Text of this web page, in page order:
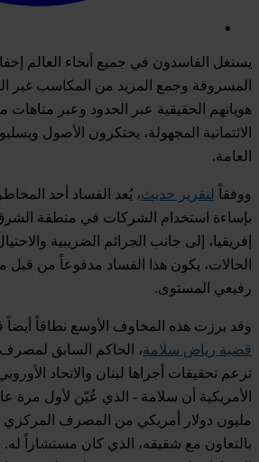
يستغل الفاسدون في جميع أنحاء العالم
المسروقة وجمع المزيد من المكاسب غير
هوياتهم الحقيقية عبر الحدود وعبر
الائتمانية المجهولة، يحتكرون الأصول
العامة.
ووفقاً لتقرير حديث، يُعد الفساد أحد
بإساءة استخدام الشركات في منطقة
إفريقيا، إلى جانب الجرائم الضريبية
الحالات، يكون هذا الفساد مدفوعاً من
رفيعي المستوى.
وقد برزت هذه المخاوف الأوسع نطاقاً
قضية رياض سلامة، الحاكم السابق
تزعم تحقيقات أجراها لبنان والاتحاد
بالتعاون مع شقيقه، الذي كان مستشاراً